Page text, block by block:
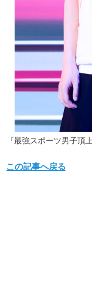
『最強スポーツ男子頂
この記事へ戻る